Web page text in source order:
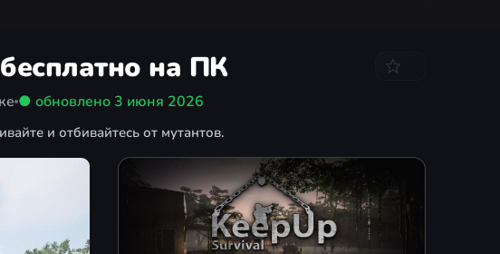
на ПК
● обновлено3 июня 2026
и отбивайтесь от мутантов.